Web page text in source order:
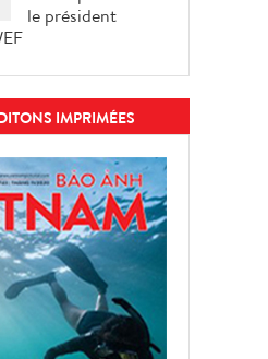
le président
IMPRIMÉES